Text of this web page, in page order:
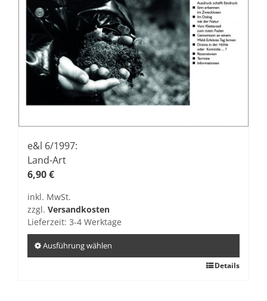
e&l 6/1997:
Land-Art
6,90€
inkl. MwSt.
zzgl. Versandkosten
Lieferzeit: 3-4 Werktage
Ausführung wählen
Details